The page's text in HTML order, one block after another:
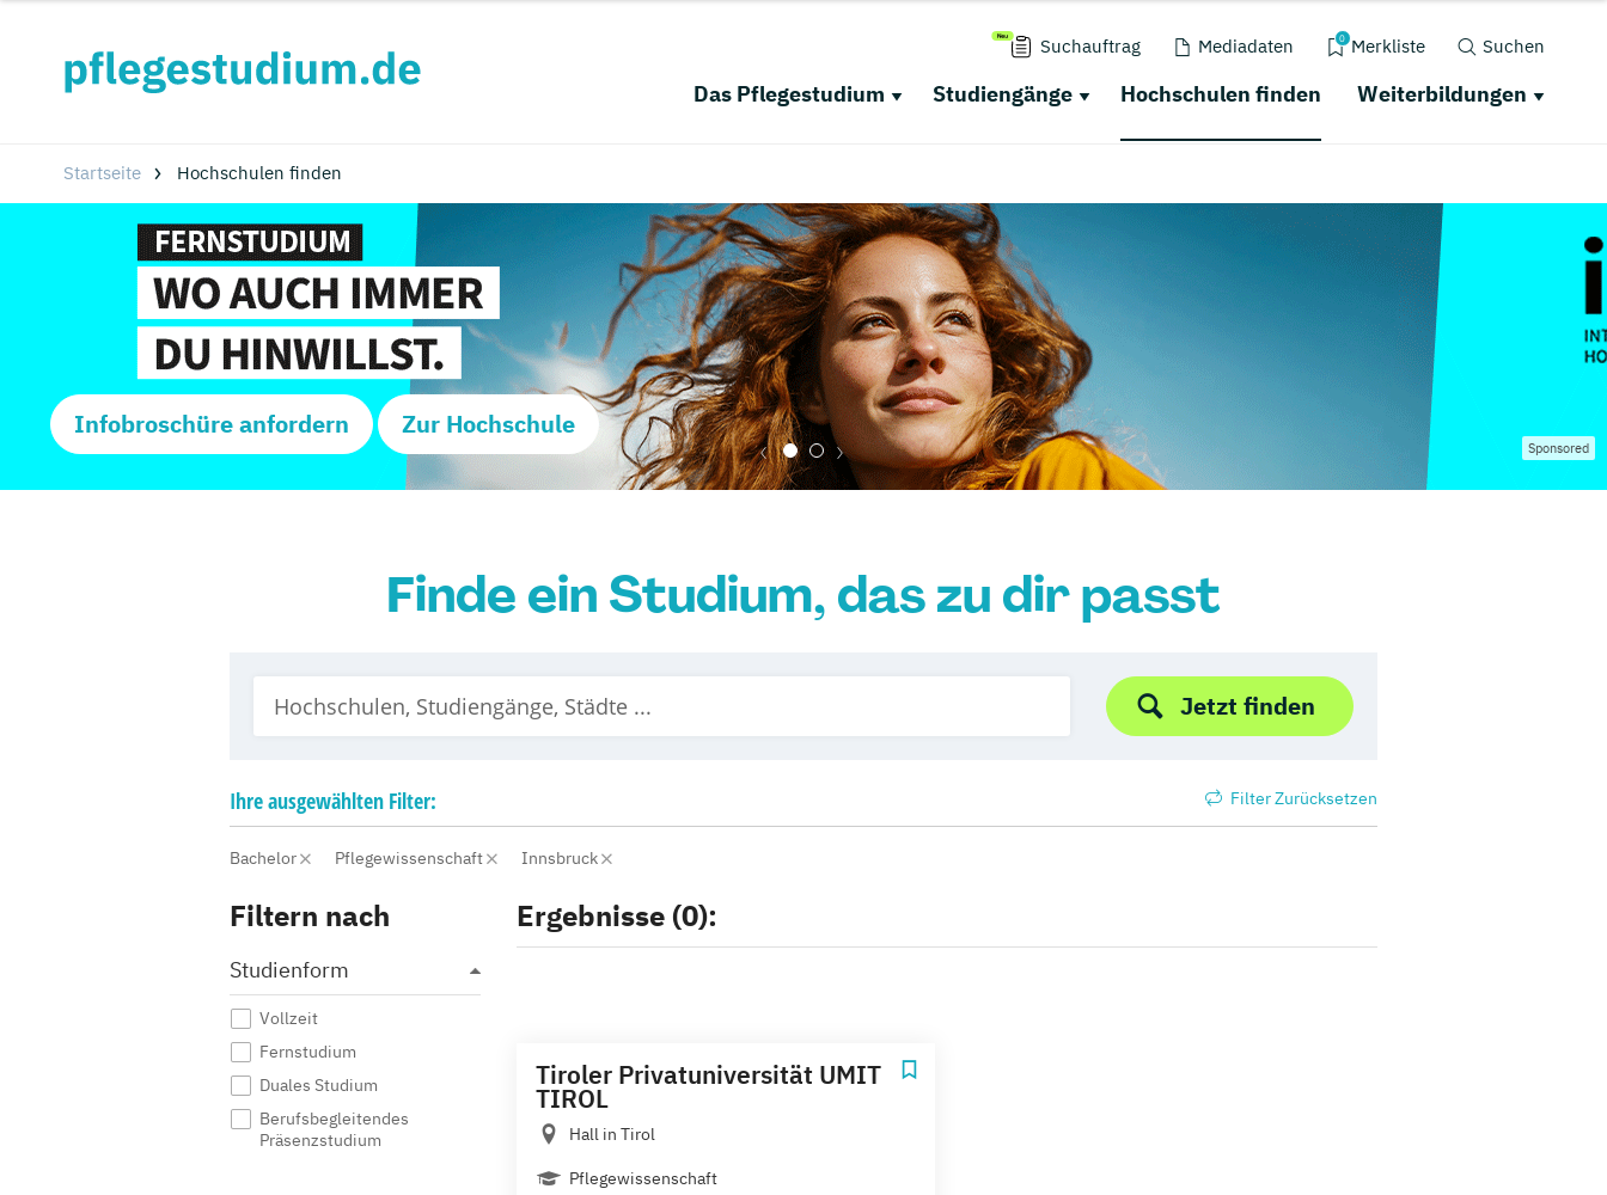
Suchauftrag Mediadaten 0 Merkliste Suchen
Das Pflegestudium Studiengänge Hochschulen finden Weiterbildungen
Startseite Hochschulen finden
Infobroschüre anfordern Zur Hochschule
Sponsored
Finde ein Studium, das zu dir passt
Jetzt finden
Ihreausgewählten Filter: Filter Zurücksetzen
Bachelor Pflegewissenschaft Innsbruck
Filtern nach
Studienform
Vollzeit
Fernstudium
Duales Studium
Berufsbegleitendes
Präsenzstudium
Ergebnisse (0):
Tiroler Privatuniversität UMIT
TIROL
Hall in Tirol
Pflegewissenschaft